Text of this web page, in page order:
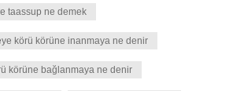
taassup ne demek
körü körüne inanmaya ne denir
körüne bağlanmaya ne denir